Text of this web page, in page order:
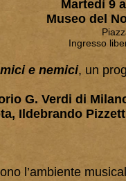
Martedì 9
Museo del
Ingresso
e nemici, un
G. Verdi di
Ildebrando
l’ambiente